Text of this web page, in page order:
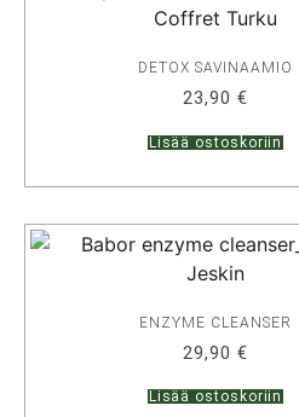
DETOX SAVINAAMIO
23,90 €
Lisää ostoskoriin
ENZYME CLEANSER
29,90 €
Lisää ostoskoriin